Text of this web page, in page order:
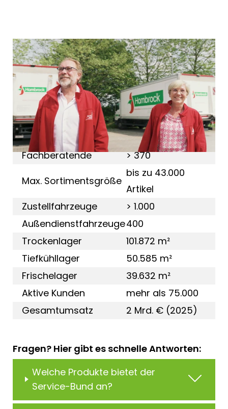
Service-Bund Daten & Fakten
Gründung
1973
Standorte
43
Mitarbeitende
> 5.000
Auszubildende
> 200
Fachberatende
> 370
Max. Sortimentsgröße
bis zu 43.000
Artikel
Zustellfahrzeuge
> 1.000
Außendienstfahrzeuge400
Trockenlager
101.872 m²
Tiefkühllager
50.585 m²
Frischelager
39.632 m²
Aktive Kunden
mehr als 75.000
Gesamtumsatz
2 Mrd. € (2025)
Fragen? Hier gibt es schnelle Antworten:
Welche Produkte bietet der
Service-Bund an?